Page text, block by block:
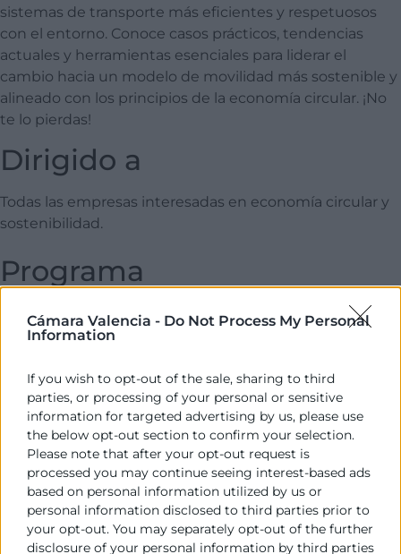
Cámara Valencia - Do Not Process My Personal
Information
If you wish to opt-out of the sale, sharing to third
parties, or processing of your personal or sensitive
information for targeted advertising by us, please use
the below opt-out section to confirm your selection.
Please note that after your opt-out request is
processed you may continue seeing interest-based ads
based on personal information utilized by us or
personal information disclosed to third parties prior to
your opt-out. You may separately opt-out of the further
disclosure of your personal information by third parties
sistemas de transporte más eficientes y respetuosos
con el entorno. Conoce casos prácticos, tendencias
actuales y herramientas esenciales para liderar el
cambio hacia un modelo de movilidad más sostenible y
alineado con los principios de la economía circular. ¡No
te lo pierdas!
Dirigido a
Todas las empresas interesadas en economía circular y
sostenibilidad.
Programa
15:00
Cómo la economía circular puede transformar la
15:10
Economía circular y movilidad sostenible Juan
Bueno. CEO Movea Consulting
16:15
Ronda de Preguntas Modera: Rafael Mossi. Director
del área de Competitividad. Cámara de Comercio
de Valencia